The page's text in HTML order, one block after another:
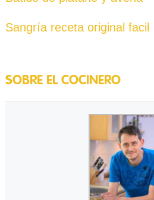
Sangría receta original facil
SOBRE EL COCINERO